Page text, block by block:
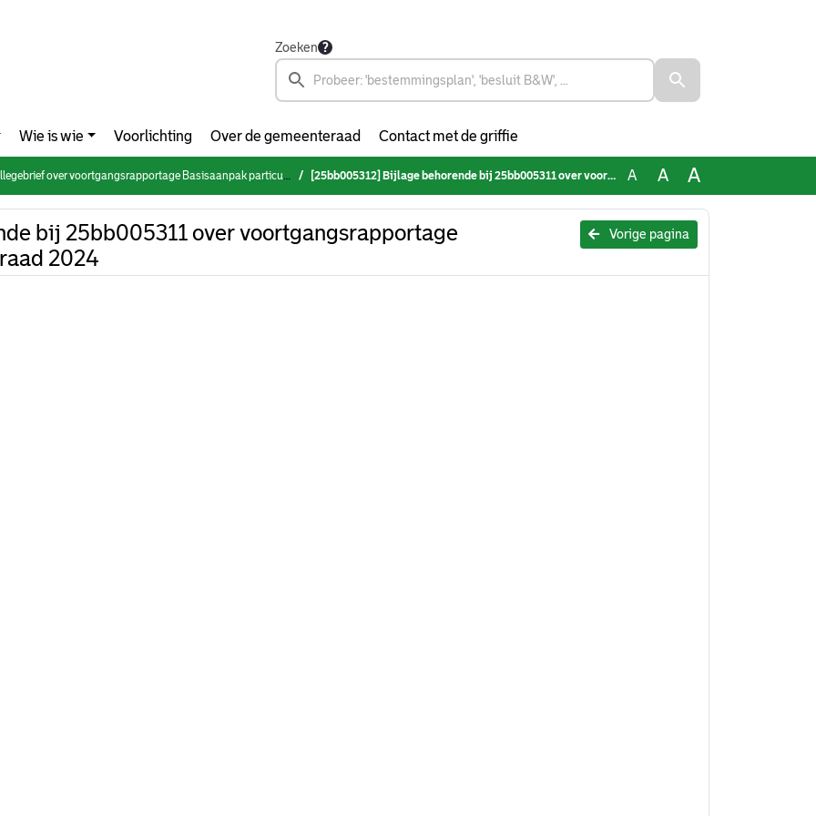
Zoeken
Wie is wie Voorlichting Over de gemeenteraad Contact met de griffie
over voortgangsrapportage Basisaanpak particuliere woningvoorraad 2024 [25bb005312] Bijlage behorende bij 25bb005311 over voortgangsrapportage Basisaanpak particuliere voorraad 2024 A A A
Vorige pagina
bij 25bb005311 over voortgangsrapportage
2024